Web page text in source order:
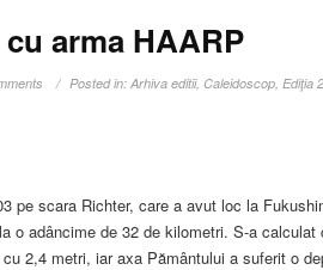
arma HAARP
Posted in:Arhiva editii,Caleidoscop,Ediţia
pe scara Richter, care a avut loc la
o adâncime de 32 de kilometri. S-a
2,4 metri, iar axa Pământului a suferit o